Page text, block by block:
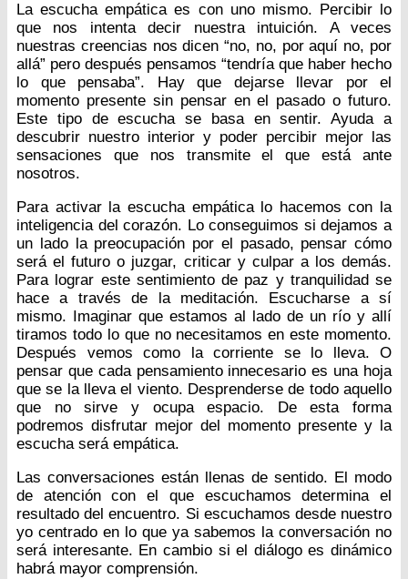
La escucha empática es con uno mismo. Percibir lo
que nos intenta decir nuestra intuición. A veces
nuestras creencias nos dicen “no, no, por aquí no, por
allá” pero después pensamos “tendría que haber hecho
lo que pensaba”. Hay que dejarse llevar por el
momento presente sin pensar en el pasado o futuro.
Este tipo de escucha se basa en sentir. Ayuda a
descubrir nuestro interior y poder percibir mejor las
sensaciones que nos transmite el que está ante
nosotros.
Para activar la escucha empática lo hacemos con la
inteligencia del corazón. Lo conseguimos si dejamos a
un lado la preocupación por el pasado, pensar cómo
será el futuro o juzgar, criticar y culpar a los demás.
Para lograr este sentimiento de paz y tranquilidad se
hace a través de la meditación. Escucharse a sí
mismo. Imaginar que estamos al lado de un río y allí
tiramos todo lo que no necesitamos en este momento.
Después vemos como la corriente se lo lleva. O
pensar que cada pensamiento innecesario es una hoja
que se la lleva el viento. Desprenderse de todo aquello
que no sirve y ocupa espacio. De esta forma
podremos disfrutar mejor del momento presente y la
escucha será empática.
Las conversaciones están llenas de sentido. El modo
de atención con el que escuchamos determina el
resultado del encuentro. Si escuchamos desde nuestro
yo centrado en lo que ya sabemos la conversación no
será interesante. En cambio si el diálogo es dinámico
habrá mayor comprensión.